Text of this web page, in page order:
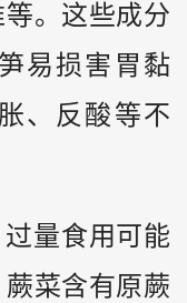
。这些成分
易损害胃黏
、反酸等不
量食用可能
菜含有原蕨